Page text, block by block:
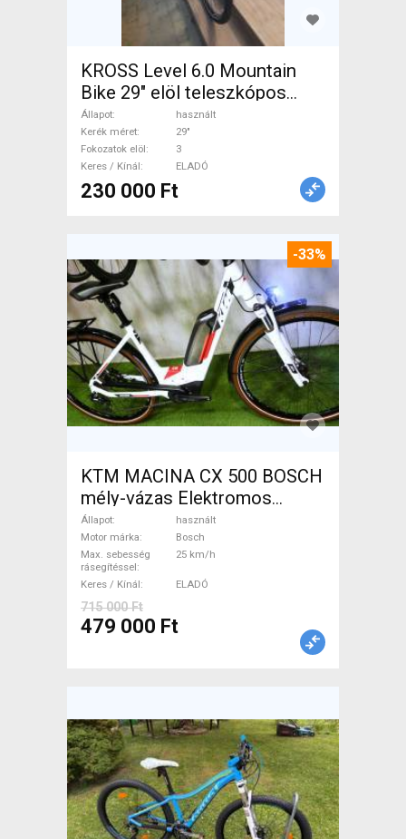
KROSS Level 6.0 Mountain
Bike 29" elöl teleszkópos
használt ELADÓ
Állapot
használt
Kerék méret
29"
Fokozatok elöl
3
Keres / Kínál
ELADÓ
230 000 Ft
-33%
KTM MACINA CX 500 BOSCH
mély-vázas Elektromos
Trekking/cross 25 km/h
Bosch használt ELADÓ
Állapot
használt
Motor márka
Bosch
Max. sebesség
rásegítéssel
25 km/h
Keres / Kínál ELADÓ
715 000 Ft
479 000 Ft